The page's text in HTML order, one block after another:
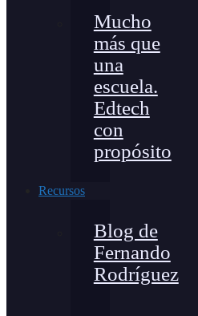
Mucho
más que
una
escuela.
Edtech
con
propósito
Recursos
Blog de
Fernando
Rodríguez